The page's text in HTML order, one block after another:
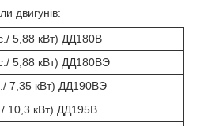
двигунів:
5,88 кВт) ДД180В
5,88 кВт) ДД180ВЭ
7,35 кВт) ДД190ВЭ
10,3 кВт) ДД195В